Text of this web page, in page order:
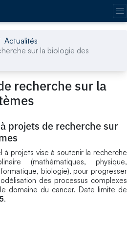
Actualités
sur la biologie des
recherche sur la
projets de recherche sur
à projets vise à soutenir la recherche
(mathématiques, physique,
biologie), pour progresser
des processus complexes
domaine du cancer. Date limite de
.